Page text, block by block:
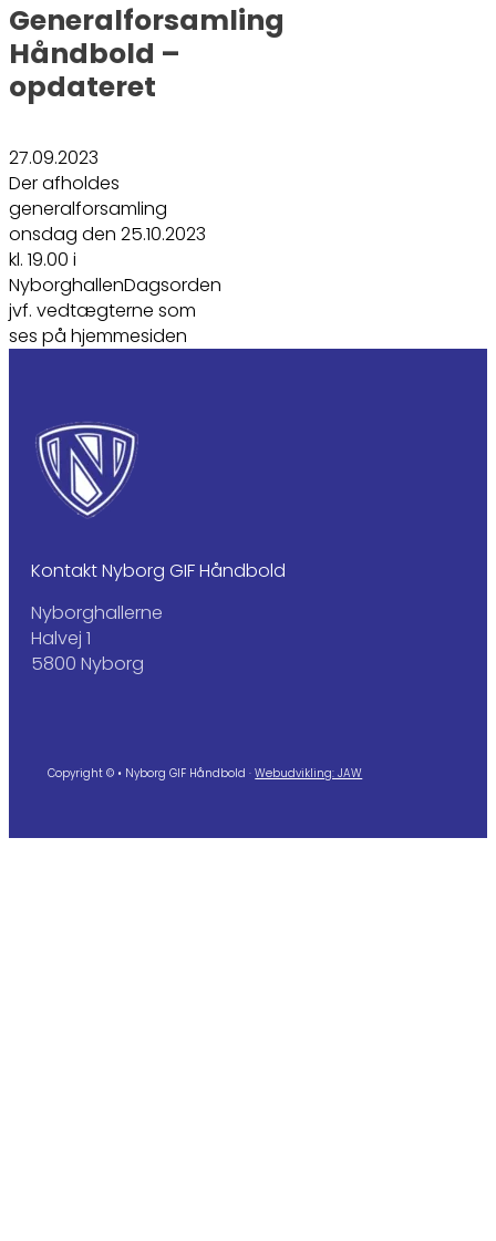
Generalforsamling
Håndbold –
opdateret
27.09.2023
Der afholdes
generalforsamling
onsdag den 25.10.2023
kl. 19.00 i
NyborghallenDagsorden
jvf. vedtægterne som
ses på hjemmesiden
Kontakt Nyborg GIF Håndbold
Nyborghallerne
Halvej 1
5800 Nyborg
Copyright © • Nyborg GIF Håndbold ·Webudvikling: JAW